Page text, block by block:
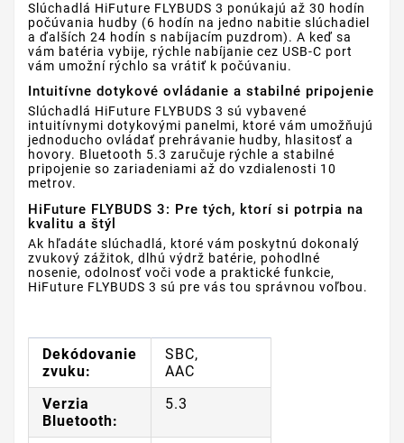
Slúchadlá HiFuture FLYBUDS 3 ponúkajú až 30 hodín
počúvania hudby (6 hodín na jedno nabitie slúchadiel
a ďalších 24 hodín s nabíjacím puzdrom). A keď sa
vám batéria vybije, rýchle nabíjanie cez USB-C port
vám umožní rýchlo sa vrátiť k počúvaniu.
Intuitívne dotykové ovládanie a stabilné pripojenie
Slúchadlá HiFuture FLYBUDS 3 sú vybavené
intuitívnymi dotykovými panelmi, ktoré vám umožňujú
jednoducho ovládať prehrávanie hudby, hlasitosť a
hovory. Bluetooth 5.3 zaručuje rýchle a stabilné
pripojenie so zariadeniami až do vzdialenosti 10
metrov.
HiFuture FLYBUDS 3: Pre tých, ktorí si potrpia na
kvalitu a štýl
Ak hľadáte slúchadlá, ktoré vám poskytnú dokonalý
zvukový zážitok, dlhú výdrž batérie, pohodlné
nosenie, odolnosť voči vode a praktické funkcie,
HiFuture FLYBUDS 3 sú pre vás tou správnou voľbou.
Dekódovanie
zvuku:
SBC,
AAC
Verzia
Bluetooth:
5.3